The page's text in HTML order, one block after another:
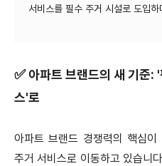
서비스를 필수 주거 시설로 도입
✅아파트 브랜드의 새 기준:
스'로
아파트 브랜드 경쟁력의 핵심
주거 서비스로 이동하고 있습니